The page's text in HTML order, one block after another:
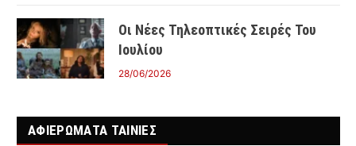
Οι Νέες Τηλεοπτικές Σειρές Του
Ιουλίου
28/06/2026
ΑΦΙΕΡΩΜΑΤΑ ΤΑΙΝΊΕΣ